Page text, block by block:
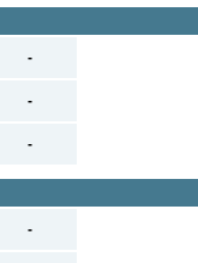
-
-
-
-